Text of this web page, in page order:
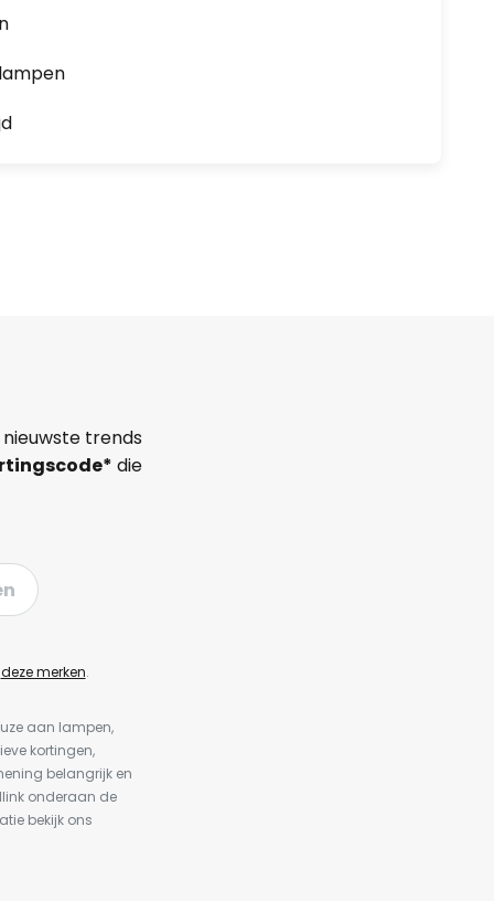
trends
die
deze merken.
aan lampen,
kortingen,
belangrijk en
onderaan de
bekijk ons